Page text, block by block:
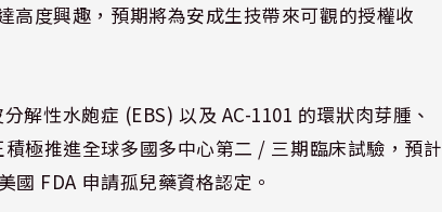
高度興趣，預期將為安成生技帶來可觀的授權收
解性水皰症 (EBS) 以及 AC-1101 的環狀肉芽腫、
極推進全球多國多中心第二 / 三期臨床試驗，預計
國 FDA 申請孤兒藥資格認定。